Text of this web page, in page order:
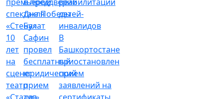
10
лет
на
сцене:
театр
Булат
Сафин
провел
бесплатный
юридический
прием
В
Башкортостане
приостановлен
прием
заявлений на